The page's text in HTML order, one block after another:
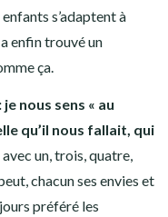
s’adaptent à
enfin trouvé un
ça.
nous sens « au
qu’il nous fallait, qui
un, trois, quatre,
chacun ses envies et
préféré les